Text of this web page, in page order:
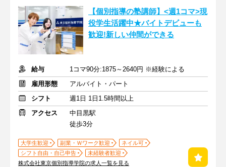
【個別指導の塾講師】<週1コマ>現
役学生活躍中★バイトデビューも
歓迎!新しい仲間ができる
給与
1コマ90分:1875～2640円 ※経験による
雇用形態
アルバイト・パート
シフト
週1日 1日1.5時間以上
アクセス
中目黒駅
徒歩3分
大学生歓迎 副業・Ｗワーク歓迎
ネイル可
シフト自由・自己申告
未経験者歓迎
株式会社東京個別指導学院の求人一覧を見る